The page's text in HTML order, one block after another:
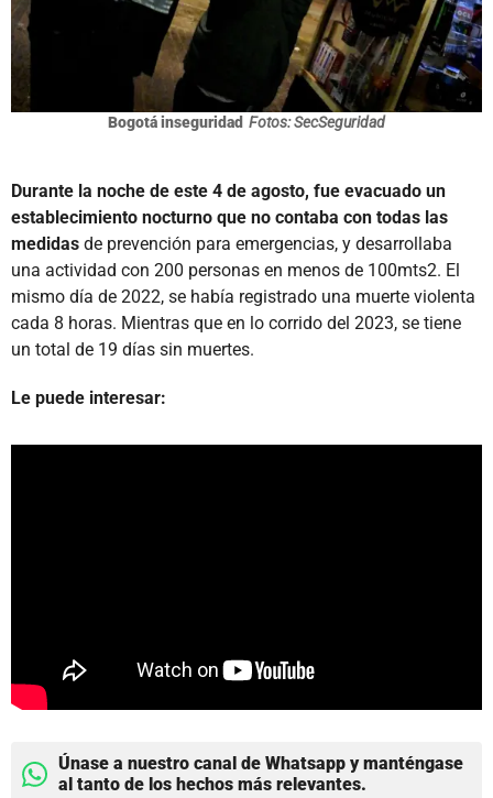
Bogotá inseguridad Fotos: SecSeguridad
Durante la noche de este 4 de agosto, fue evacuado un
establecimiento nocturno que no contaba con todas las
medidas de prevención para emergencias, y desarrollaba
una actividad con 200 personas en menos de 100mts2. El
mismo día de 2022, se había registrado una muerte violenta
cada 8 horas. Mientras que en lo corrido del 2023, se tiene
un total de 19 días sin muertes.
Le puede interesar:
Únase a nuestro canal de Whatsapp y manténgase
al tanto de los hechos más relevantes.